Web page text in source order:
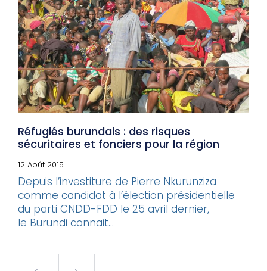
Réfugiés burundais : des risques
sécuritaires et fonciers pour la région
12 Août 2015
Depuis l’investiture de Pierre Nkurunziza
comme candidat à l’élection présidentielle
du parti CNDD-FDD le 25 avril dernier,
le Burundi connait...